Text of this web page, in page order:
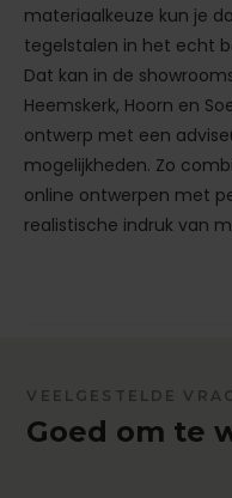
materiaalkeuze kun je
tegelstalen in het echt
Dat kan in de
Heemskerk, Hoorn en
ontwerp met een
mogelijkheden. Zo
online ontwerpen met
realistische indruk van
VEELGESTELDE
Goed om te